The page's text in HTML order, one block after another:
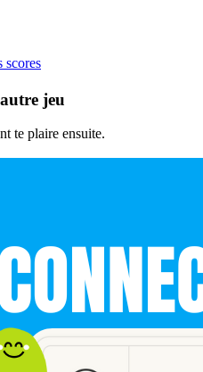
scores
jeu
te plaire ensuite.